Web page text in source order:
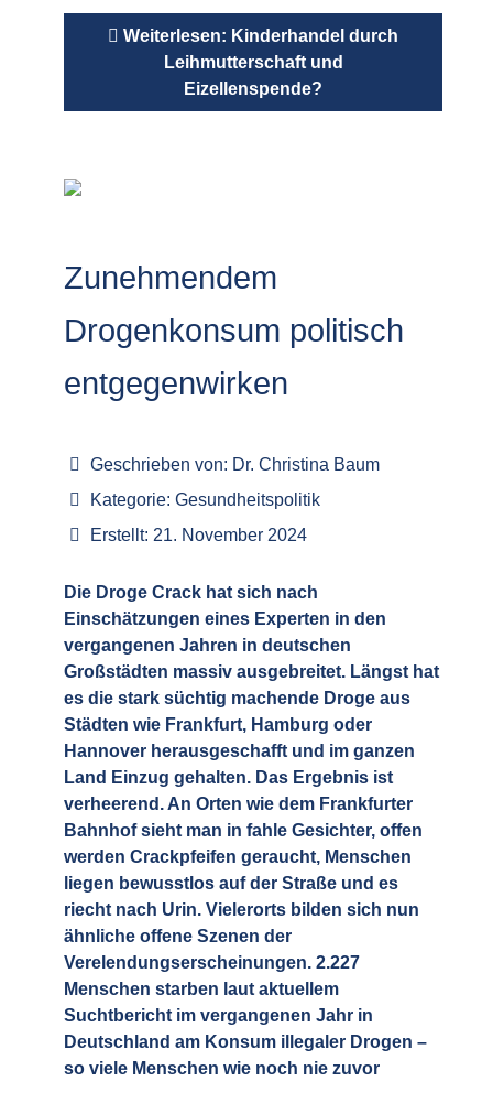
Weiterlesen: Kinderhandel durch
Leihmutterschaft und
Eizellenspende?
Zunehmendem
Drogenkonsum politisch
entgegenwirken
Geschrieben von: Dr. Christina Baum
Kategorie: Gesundheitspolitik
Erstellt: 21. November 2024
Die Droge Crack hat sich nach
Einschätzungen eines Experten in den
vergangenen Jahren in deutschen
Großstädten massiv ausgebreitet. Längst hat
es die stark süchtig machende Droge aus
Städten wie Frankfurt, Hamburg oder
Hannover herausgeschafft und im ganzen
Land Einzug gehalten. Das Ergebnis ist
verheerend. An Orten wie dem Frankfurter
Bahnhof sieht man in fahle Gesichter, offen
werden Crackpfeifen geraucht, Menschen
liegen bewusstlos auf der Straße und es
riecht nach Urin. Vielerorts bilden sich nun
ähnliche offene Szenen der
Verelendungserscheinungen. 2.227
Menschen starben laut aktuellem
Suchtbericht im vergangenen Jahr in
Deutschland am Konsum illegaler Drogen –
so viele Menschen wie noch nie zuvor